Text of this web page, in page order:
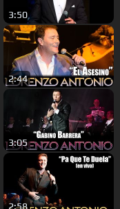
3:50
2:44
3:05
2:58